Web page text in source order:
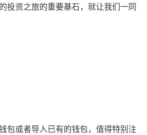
投资之旅的重要基石，就让我们一同
包或者导入已有的钱包，值得特别注